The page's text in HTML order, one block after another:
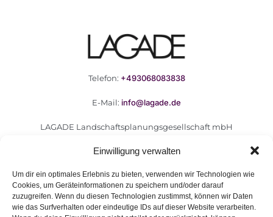
Einwilligung verwalten
Um dir ein optimales Erlebnis zu bieten, verwenden wir Technologien wie
Cookies, um Geräteinformationen zu speichern und/oder darauf
zuzugreifen. Wenn du diesen Technologien zustimmst, können wir Daten
wie das Surfverhalten oder eindeutige IDs auf dieser Website verarbeiten.
Telefon: +493068083838
E-Mail: info@lagade.de
LAGADE Landschaftsplanungsgesellschaft mbH
14167 Berlin